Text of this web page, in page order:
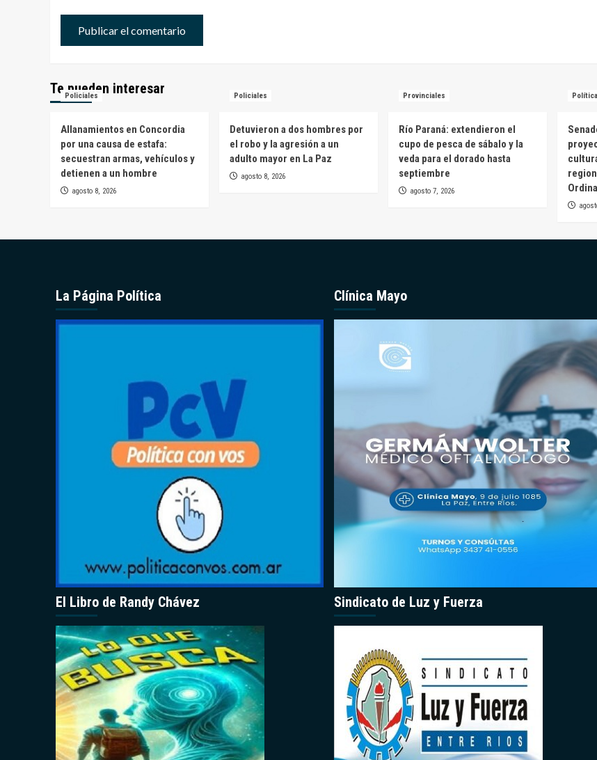
Te pueden interesar
Policiales
Allanamientos en Concordia
por una causa de estafa:
secuestran armas, vehículos y
detienen a un hombre
agosto 8, 2026
Policiales
Detuvieron a dos hombres por
el robo y la agresión a un
adulto mayor en La Paz
agosto 8, 2026
Provinciales
Río Paraná: extendieron el
cupo de pesca de sábalo y la
veda para el dorado hasta
septiembre
agosto 7, 2026
Política
La Página Política
El Libro de Randy Chávez
Clínica Mayo
Sindicato de Luz y Fuerza